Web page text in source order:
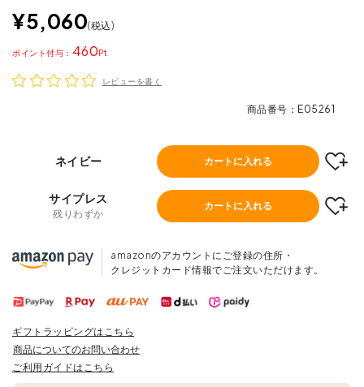
¥5,060 税込
460
ポイント
レビューを書く
商品番号 E05261
ネイビー カートに入れる
サイプレス
残りわずか
カートに入れる
amazonのアカウントにご登録の住所・
クレジットカード情報でご注文いただけます。
ギフトラッピングはこちら
商品についてのお問い合わせ
ご利用ガイドはこちら